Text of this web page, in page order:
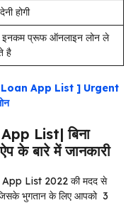
होगी
इनकम प्रूफ ऑनलाइन लोन ले
है
App List ] Urgent
List| बिना
के बारे में जानकारी
List 2022 की मदद से
भुगतान के लिए आपको 3